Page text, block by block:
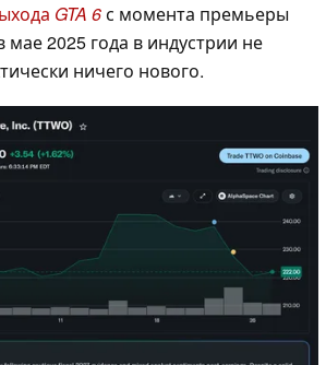
GTA 6с момента премьеры
мае 2025 года в индустрии не
ничего нового.